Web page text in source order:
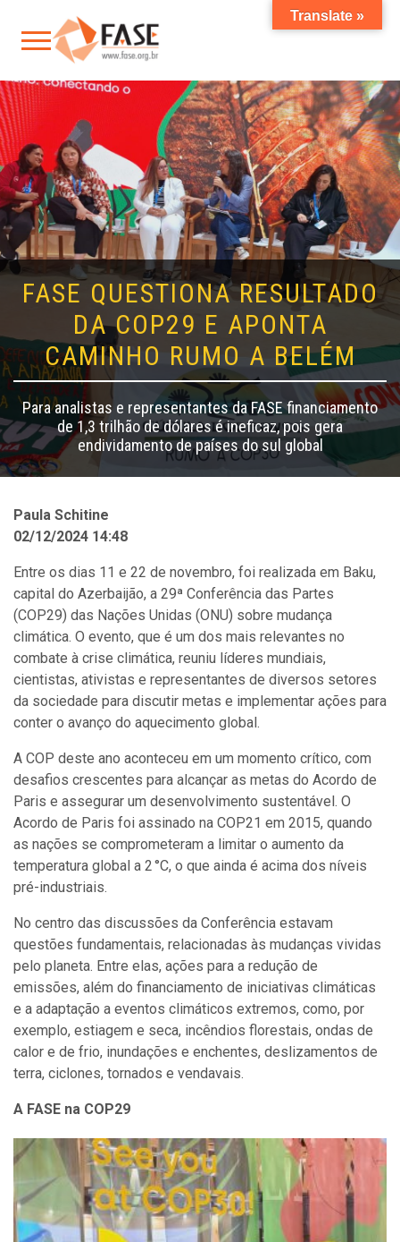
FASE QUESTIONA RESULTADO
DA COP29 E APONTA
CAMINHO RUMO A BELÉM
Para analistas e representantes da FASE financiamento
de 1,3 trilhão de dólares é ineficaz, pois gera
endividamento de países do sul global
Paula Schitine
02/12/2024 14:48
Entre os dias 11 e 22 de novembro, foi realizada em Baku,
capital do Azerbaijão, a 29ª Conferência das Partes
(COP29) das Nações Unidas (ONU) sobre mudança
climática. O evento, que é um dos mais relevantes no
combate à crise climática, reuniu líderes mundiais,
cientistas, ativistas e representantes de diversos setores
da sociedade para discutir metas e implementar ações para
conter o avanço do aquecimento global.
A COP deste ano aconteceu em um momento crítico, com
desafios crescentes para alcançar as metas do Acordo de
Paris e assegurar um desenvolvimento sustentável. O
Acordo de Paris foi assinado na COP21 em 2015, quando
as nações se comprometeram a limitar o aumento da
temperatura global a 2°C, o que ainda é acima dos níveis
pré-industriais.
No centro das discussões da Conferência estavam
questões fundamentais, relacionadas às mudanças vividas
pelo planeta. Entre elas, ações para a redução de
emissões, além do financiamento de iniciativas climáticas
e a adaptação a eventos climáticos extremos, como, por
exemplo, estiagem e seca, incêndios florestais, ondas de
calor e de frio, inundações e enchentes, deslizamentos de
terra, ciclones, tornados e vendavais.
A FASE na COP29
Translate »